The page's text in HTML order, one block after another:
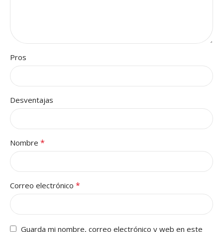
Pros
Desventajas
Nombre *
Correo electrónico *
Guarda mi nombre, correo electrónico y web en este